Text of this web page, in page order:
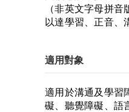
（非英文字母拼音
以達學習、正音、
適用對象
適用於溝通及學習
礙、聽覺障礙、語